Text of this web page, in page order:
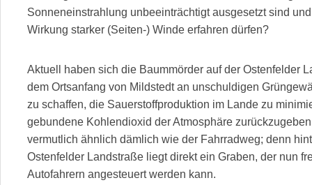
Sonneneinstrahlung unbeeinträchtigt ausgesetzt sind
Wirkung starker (Seiten-) Winde erfahren dürfen?
Aktuell haben sich die Baummörder auf der Ostenfelder
dem Ortsanfang von Mildstedt an unschuldigen
zu schaffen, die Sauerstoffproduktion im Lande zu
gebundene Kohlendioxid der Atmosphäre
vermutlich ähnlich dämlich wie der Fahrradweg; denn
Ostenfelder Landstraße liegt direkt ein Graben, der nun
Autofahrern angesteuert werden kann.